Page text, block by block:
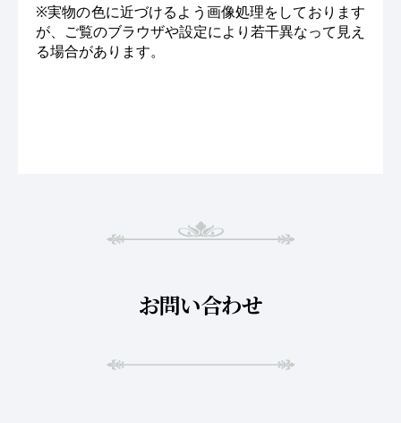
※実物の色に近づけるよう画像処理をしております
が、ご覧のブラウザや設定により若干異なって見え
る場合があります。
お問い合わせ